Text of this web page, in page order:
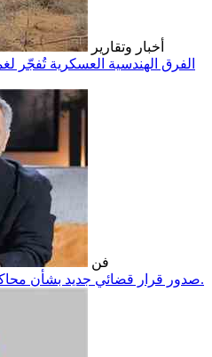
أخبار وتقارير
الفرق الهندسية العسكرية تُفجّر
فن
صدور قرار قضائي جديد بشأن محاكمة الفنان فضل شاكر في لبنان.